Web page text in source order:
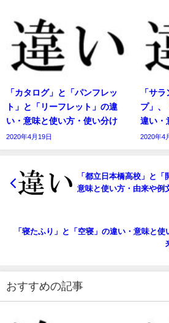
「カタログ」と「パンフレッ
ト」と「リーフレット」の違
い・意味と使い方・使い分け
2020年4月19日
「サ
プ」、
違い・
2020年4
「都立日本橋高校」と「
意味と使い方・由来や例
「寝たふり」と「空寝」の違い・意味と使
おすすめの記事